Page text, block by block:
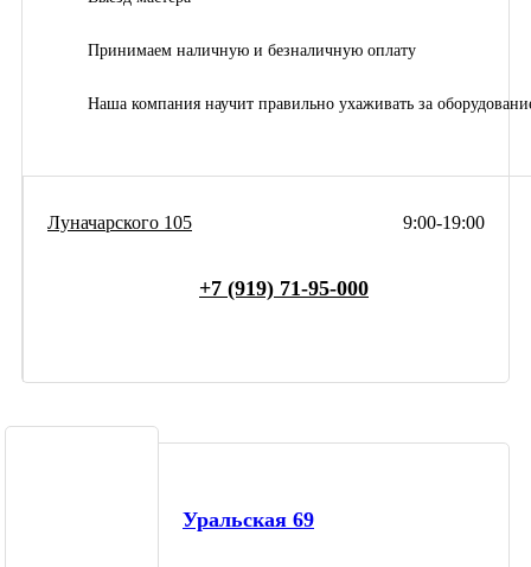
Принимаем наличную и безналичную оплату
Наша компания научит правильно ухаживать за
9:00-19:00
Луначарского 105
+7 (919) 71-95-000
Уральская 69